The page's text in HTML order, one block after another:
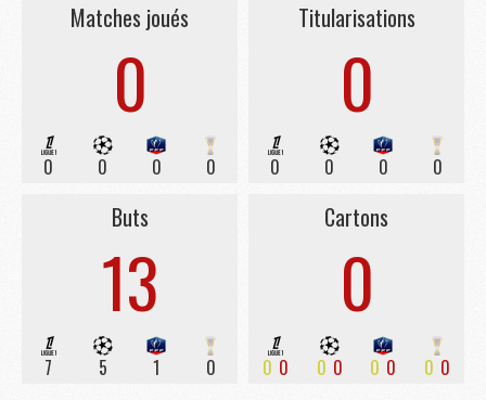
Matches joués
0
0 0 0 0
Titularisations
0
0 0 0 0
Buts
13
7 5 1 0
Cartons
0
0 0 0 0 0 0 0 0